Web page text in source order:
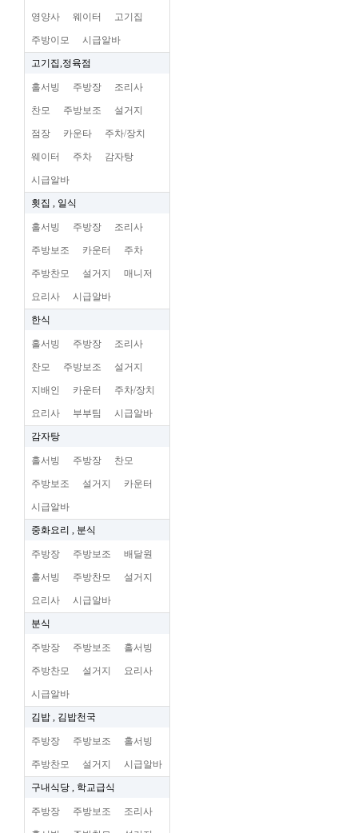
영양사 웨이터 고기집
주방이모 시급알바
고기집,정육점
홀서빙 주방장 조리사
찬모 주방보조 설거지
점장 카운타 주차/장치
웨이터 주차 감자탕
시급알바
횟집 , 일식
홀서빙 주방장 조리사
주방보조 카운터 주차
주방찬모 설거지 매니저
요리사 시급알바
한식
홀서빙 주방장 조리사
찬모 주방보조 설거지
지배인 카운터 주차/장치
요리사 부부팀 시급알바
감자탕
홀서빙 주방장 찬모
주방보조 설거지 카운터
시급알바
중화요리 , 분식
주방장 주방보조 배달원
홀서빙 주방찬모 설거지
요리사 시급알바
분식
주방장 주방보조 홀서빙
주방찬모 설거지 요리사
시급알바
김밥 , 김밥천국
주방장 주방보조 홀서빙
주방찬모 설거지 시급알바
구내식당 , 학교급식
주방장 주방보조 조리사